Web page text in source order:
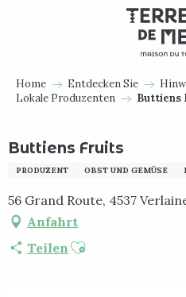
Home Entdecken Sie
Lokale Produzenten
Buttiens
Buttiens Fruits
PRODUZENT OBST UND GEMÜSE
56 Grand Route, 4537
Anfahrt
Teilen Ajouter aux favoris